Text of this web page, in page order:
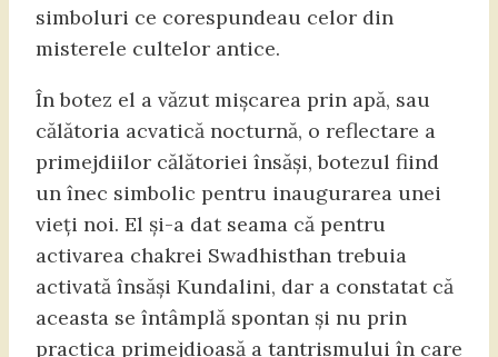
simboluri ce corespundeau celor din
misterele cultelor antice.
În botez el a văzut mișcarea prin apă, sau
călătoria acvatică nocturnă, o reflectare a
primejdiilor călătoriei însăși, botezul fiind
un înec simbolic pentru inaugurarea unei
vieți noi. El și-a dat seama că pentru
activarea chakrei Swadhisthan trebuia
activată însăși Kundalini, dar a constatat că
aceasta se întâmplă spontan și nu prin
practica primejdioasă a tantrismului în care